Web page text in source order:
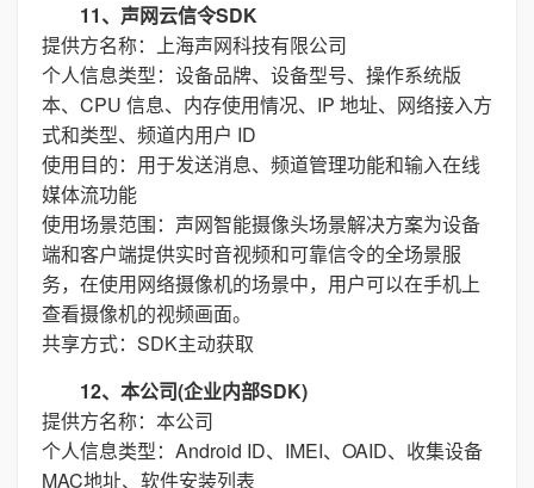
11、声网云信令SDK
提供方名称：上海声网科技有限公司
个人信息类型：设备品牌、设备型号、操作系统版
本、CPU 信息、内存使用情况、IP 地址、网络接入方
式和类型、频道内用户 ID
使用目的：用于发送消息、频道管理功能和输入在线
媒体流功能
使用场景范围：声网智能摄像头场景解决方案为设备
端和客户端提供实时音视频和可靠信令的全场景服
务，在使用网络摄像机的场景中，用户可以在手机上
查看摄像机的视频画面。
共享方式：SDK主动获取
12、本公司(企业内部SDK)
提供方名称：本公司
个人信息类型：Android ID、IMEI、OAID、收集设备
MAC地址、软件安装列表